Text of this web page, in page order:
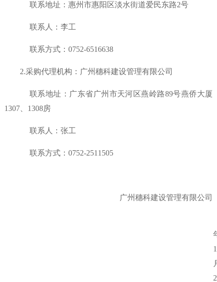
联系地址：惠州市惠阳区淡水街道爱民东路2号
联系人：李工
联系方式： 0752-6516638
2.采购代理机构： 广州穗科建设管理有限公司
联系地址： 广东省广州市天河区燕岭路89号燕侨大厦
1307、1308房
联系人：张工
联系方式： 0752-2511505
广州穗科建设管理有限公司